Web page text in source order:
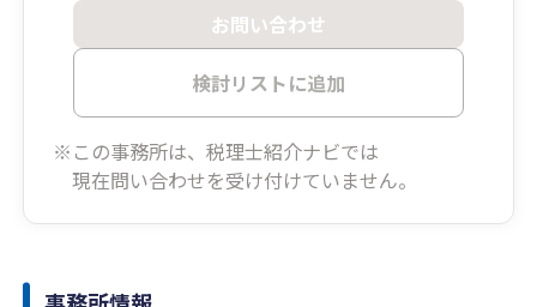
お問い合わせ
検討リストに追加
※この事務所は、税理士紹介ナビでは
現在問い合わせを受け付けていません。